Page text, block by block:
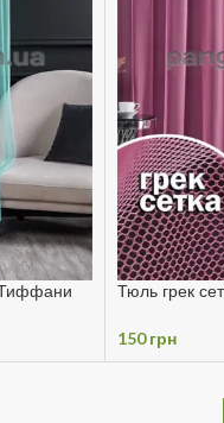
Тюль грек
150грн